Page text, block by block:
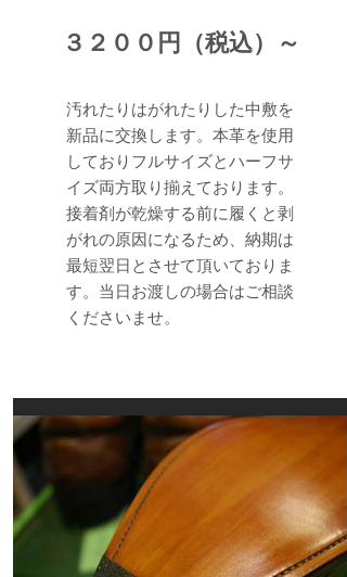
３２００円（税込）～
汚れたりはがれたりした中敷を
新品に交換します。本革を使用
しておりフルサイズとハーフサ
イズ両方取り揃えております。
接着剤が乾燥する前に履くと剥
がれの原因になるため、納期は
最短翌日とさせて頂いておりま
す。当日お渡しの場合はご相談
くださいませ。